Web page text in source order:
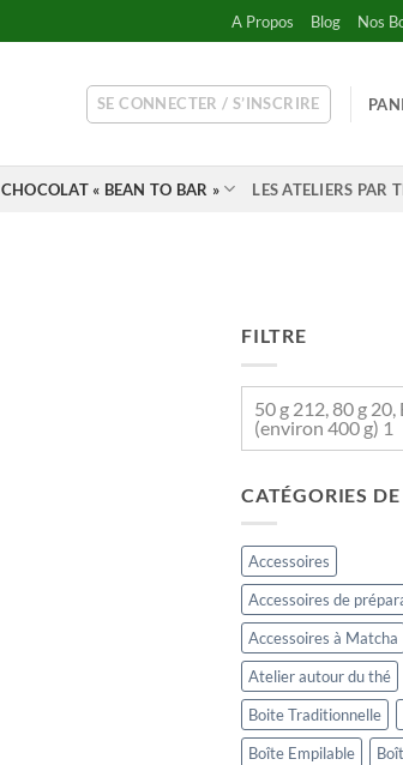
A Propos Blog Nos
SE CONNECTER / S’INSCRIRE
CHOCOLAT « BEAN TO BAR » LES ATELIERS PAR
FILTRE
50 g 212, 80 g
(environ 400 g) 1
CATÉGORIES
Accessoires
Accessoires de
Accessoires à Matcha
Atelier autour du thé
Boite Traditionnelle
Boîte Empilable